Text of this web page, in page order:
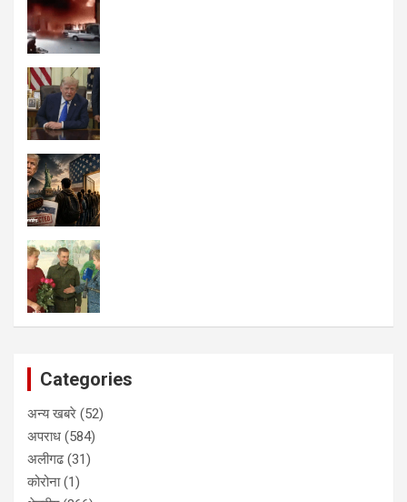
Categories
अन्य खबरे (52)
अपराध (584)
अलीगढ(31)
कोरोना(1)